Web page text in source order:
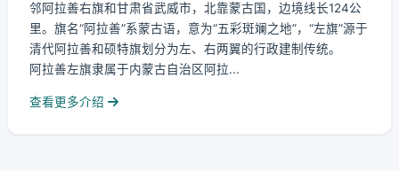
邻阿拉善右旗和甘肃省武威市，北靠蒙古国，边境线长124公
里。旗名“阿拉善”系蒙古语，意为“五彩斑斓之地”，“左旗”源于
清代阿拉善和硕特旗划分为左、右两翼的行政建制传统。
阿拉善左旗隶属于内蒙古自治区阿拉...
查看更多介绍